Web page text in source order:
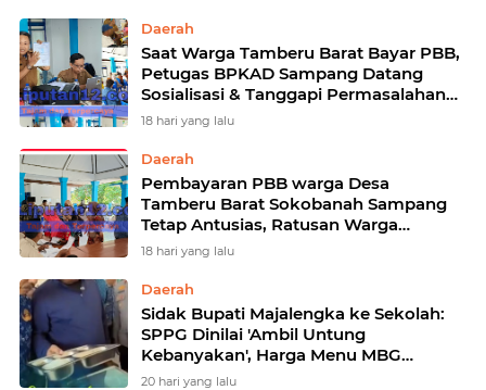
Daerah
Saat Warga Tamberu Barat Bayar PBB,
Petugas BPKAD Sampang Datang
Sosialisasi & Tanggapi Permasalahan
Warga
18 hari yang lalu
Daerah
Pembayaran PBB warga Desa
Tamberu Barat Sokobanah Sampang
Tetap Antusias, Ratusan Warga
Datangi Loket Pembayaran
18 hari yang lalu
Daerah
Sidak Bupati Majalengka ke Sekolah:
SPPG Dinilai 'Ambil Untung
Kebanyakan', Harga Menu MBG
Ditemukan di Bawah Rp 6.500
20 hari yang lalu